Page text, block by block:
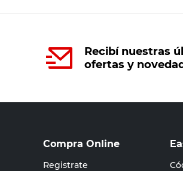
Recibí nuestras
ofertas y
Compra Online
Registrate